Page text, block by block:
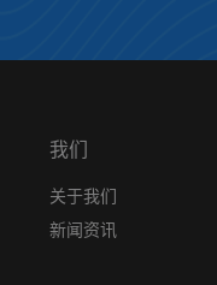
我们
关于我们
新闻资讯